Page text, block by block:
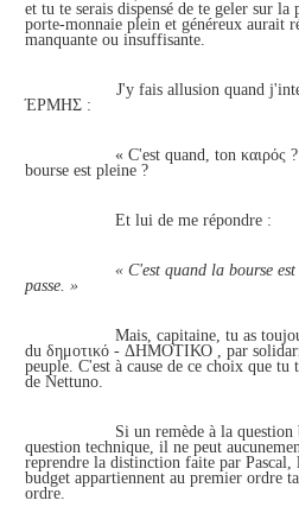
et tu te serais dispensé de te geler sur la
porte-monnaie plein et généreux aurait
manquante ou insuffisante.
J'y fais allusion quand
ΈΡΜΗΣ :
« C'est quand, ton καιρός
bourse est pleine ?
Et lui de me répondre :
« C'est quand la bourse
passe. »
Mais, capitaine, tu as
du δημοτικό - ΔΗΜΟΤΙΚΟ , par
peuple. C'est à cause de ce choix que tu
de Nettuno.
Si un remède à la
question technique, il ne peut
reprendre la distinction faite par Pascal,
budget appartiennent au premier ordre
ordre.